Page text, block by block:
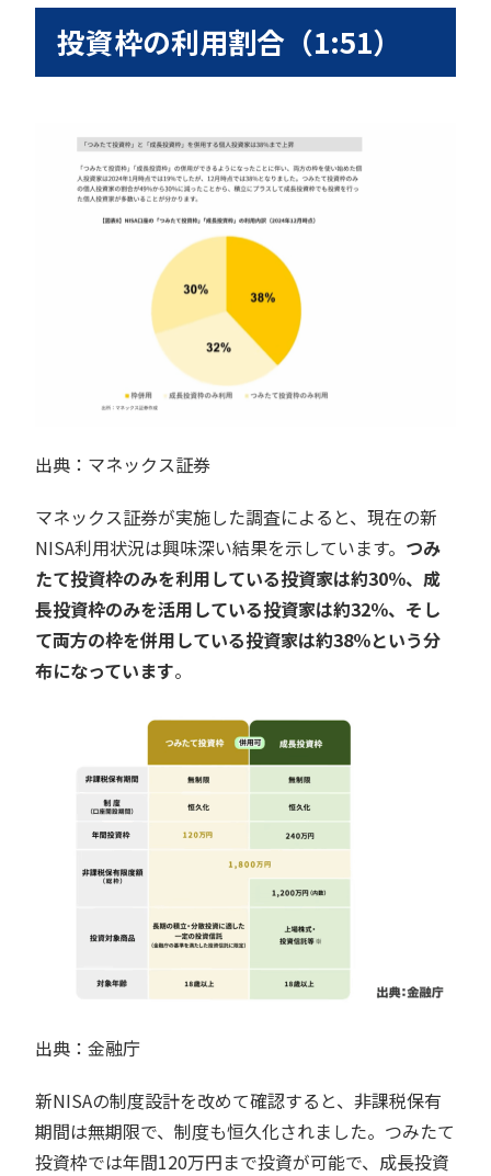
投資枠の利用割合（1:51）
出典：マネックス証券
マネックス証券が実施した調査によると、現在の新
NISA利用状況は興味深い結果を示しています。 つみ
たて投資枠のみを利用している投資家は約30％、成
長投資枠のみを活用している投資家は約32％、そし
て両方の枠を併用している投資家は約38％という分
布になっています。
出典：金融庁
新NISAの制度設計を改めて確認すると、非課税保有
期間は無期限で、制度も恒久化されました。つみたて
投資枠では年間120万円まで投資が可能で、成長投資